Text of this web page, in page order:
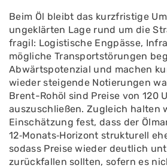
Beim Öl bleibt das kurzfristige
ungeklärten Lage rund um die
fragil: Logistische Engpässe,
mögliche Transportstörungen
Abwärtspotenzial und machen
wieder steigende Notierungen
Brent-Rohöl sind Preise von 120
auszuschließen. Zugleich halten
Einschätzung fest, dass der
12‑Monats‑Horizont strukturell
sodass Preise wieder deutlich
zurückfallen sollten, sofern es